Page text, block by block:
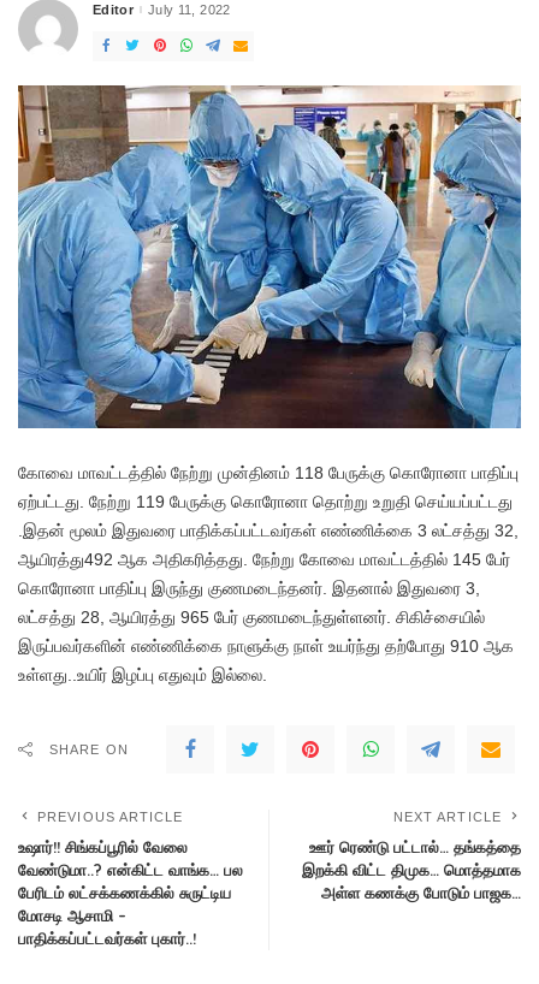
Posted
Editor July 11, 2022
கோவை மாவட்டத்தில் நேற்று முன்தினம் 118 பேருக்கு கொரோனா பாதிப்பு
ஏற்பட்டது. நேற்று 119 பேருக்கு கொரோனா தொற்று உறுதி செய்யப்பட்டது
.இதன் மூலம் இதுவரை பாதிக்கப்பட்டவர்கள் எண்ணிக்கை 3 லட்சத்து 32,
ஆயிரத்து492 ஆக அதிகரித்தது. நேற்று கோவை மாவட்டத்தில் 145 பேர்
கொரோனா பாதிப்பு இருந்து குணமடைந்தனர். இதனால் இதுவரை 3,
லட்சத்து 28, ஆயிரத்து 965 பேர் குணமடைந்துள்ளனர். சிகிச்சையில்
இருப்பவர்களின் எண்ணிக்கை நாளுக்கு நாள் உயர்ந்து தற்போது 910 ஆக
உள்ளது..உயிர் இழப்பு எதுவும் இல்லை.
SHARE ON
PREVIOUS ARTICLE
உஷார்!! சிங்கப்பூரில் வேலை
வேண்டுமா..? என்கிட்ட வாங்க… பல
பேரிடம் லட்சக்கணக்கில் சுருட்டிய
மோசடி ஆசாமி –
பாதிக்கப்பட்டவர்கள் புகார்..!
NEXT ARTICLE
ஊர் ரெண்டு பட்டால்… தங்கத்தை
இறக்கி விட்ட திமுக… மொத்தமாக
அள்ள கணக்கு போடும் பாஜக…